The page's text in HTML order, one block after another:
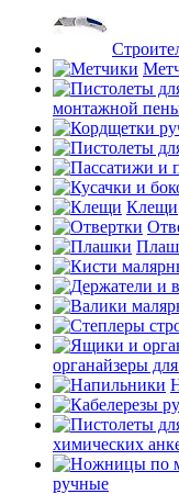
монтажной
Клещи
органайзеры
химических
ручные